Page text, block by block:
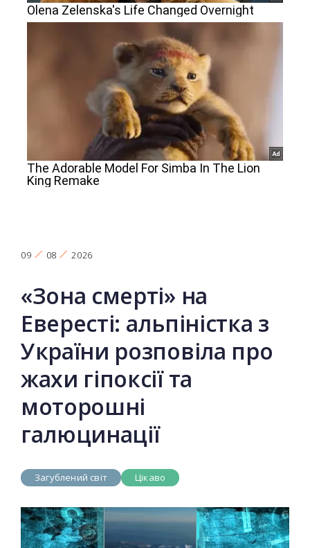
09 08 2026
«Зона смерті» на
Евересті: альпіністка з
України розповіла про
жахи гіпоксії та
моторошні
галюцинації
Загублений світ Цікаво